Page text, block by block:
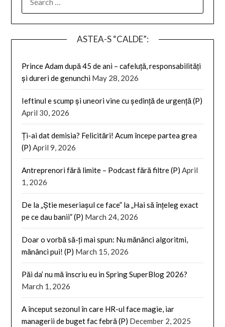
FOR:
ASTEA-S “CALDE”:
Prince Adam după 45 de ani – cafeluță, responsabilități
și dureri de genunchi May 28, 2026
Ieftinul e scump și uneori vine cu ședință de urgență (P)
April 30, 2026
Ți-ai dat demisia? Felicitări! Acum începe partea grea
(P) April 9, 2026
Antreprenori fără limite – Podcast fără filtre (P) April
1, 2026
De la „Știe meseriașul ce face” la „Hai să înțeleg exact
pe ce dau banii” (P) March 24, 2026
Doar o vorbă să-ți mai spun: Nu mănânci algoritmi,
mănânci pui! (P) March 15, 2026
Păi da’ nu mă înscriu eu in Spring SuperBlog 2026?
March 1, 2026
A început sezonul în care HR-ul face magie, iar
managerii de buget fac febră (P) December 2, 2025